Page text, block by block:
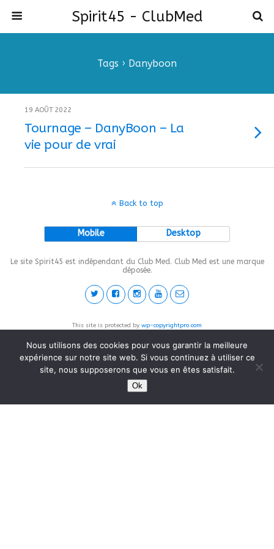
Spirit45 - ClubMed
Tags › Danyboon
19 AOÛT 2022
Tournage – DanyBoon – La
vie pour de vrai
Back to top
Mobile Desktop
Le site Spirit45 est indépendant du Club Med. Club Med est une marque
déposée.
This site is protected by wp-copyrightpro.com
Nous utilisons des cookies pour vous garantir la meilleure
expérience sur notre site web. Si vous continuez à utiliser ce
site, nous supposerons que vous en êtes satisfait.
Ok